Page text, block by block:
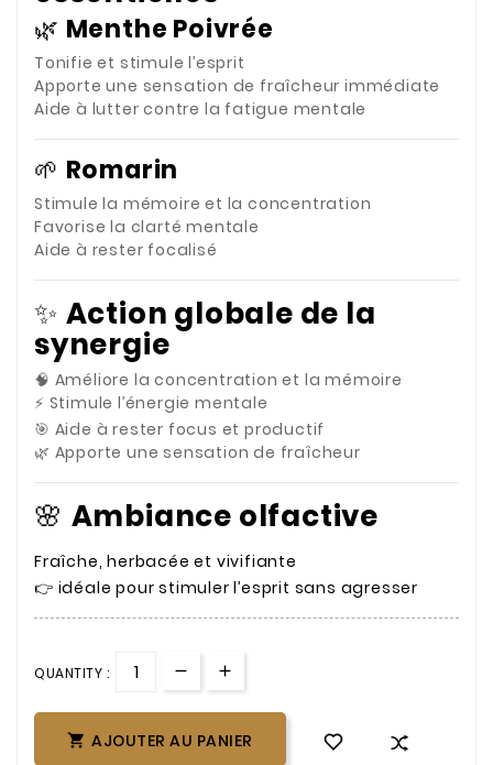
🌿 Menthe Poivrée
Tonifie et stimule l’esprit
Apporte une sensation de fraîcheur immédiate
Aide à lutter contre la fatigue mentale
🌱 Romarin
Stimule la mémoire et la concentration
Favorise la clarté mentale
Aide à rester focalisé
✨ Action globale de la
synergie
🧠 Améliore la concentration et la mémoire
⚡ Stimule l’énergie mentale
🎯 Aide à rester focus et productif
🌿 Apporte une sensation de fraîcheur
🌸 Ambiance olfactive
Fraîche, herbacée et vivifiante
👉 idéale pour stimuler l’esprit sans agresser
QUANTITY :
 AJOUTER AU PANIER